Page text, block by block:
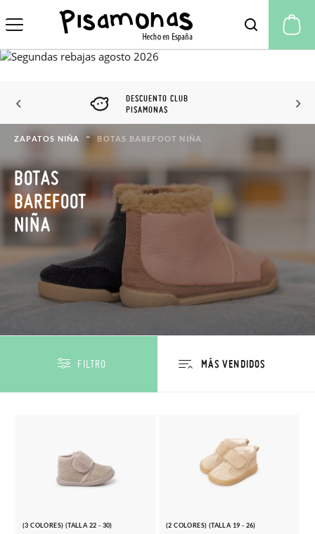
DESCUENTO CLUB
PISAMONAS
ZAPATOS NIÑA BOTAS BAREFOOT NIÑA
BOTAS
BAREFOOT
NIÑA
FILTRO
(3 COLORES) (TALLA 22 - 30) (2 COLORES) (TALLA 19 - 26)